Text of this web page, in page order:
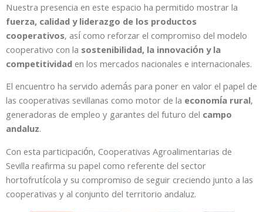
Nuestra presencia en este espacio ha permitido mostrar la
fuerza, calidad y liderazgo de los productos
cooperativos, así como reforzar el compromiso del modelo
cooperativo con la sostenibilidad, la innovación y la
competitividaden los mercados nacionales e internacionales.
El encuentro ha servido además para poner en valor el papel de
las cooperativas sevillanas como motor de la economía rural,
generadoras de empleo y garantes del futuro del campo
andaluz.
Con esta participación, Cooperativas Agroalimentarias de
Sevilla reafirma su papel como referente del sector
hortofrutícola y su compromiso de seguir creciendo junto a las
cooperativas y al conjunto del territorio andaluz.